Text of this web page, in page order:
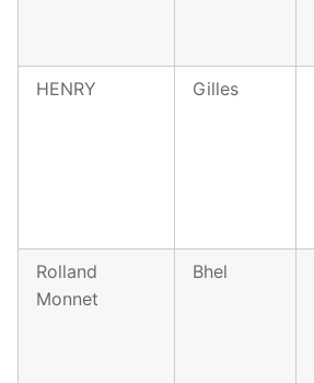
HENRY Gilles
Rolland
Monnet
Bhel